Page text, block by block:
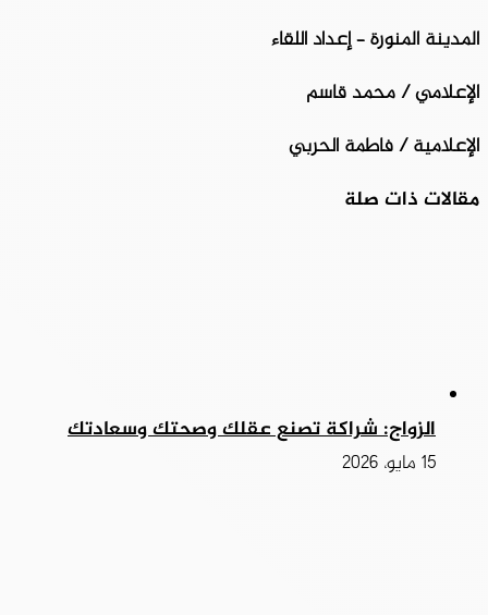
المدينة المنورة – إعداد اللقاء
الإعلامي / محمد قاسم
الإعلامية / فاطمة الحربي
مقالات ذات صلة
الزواج: شراكة تصنع عقلك وصحتك وسعادتك
15 مايو، 2026